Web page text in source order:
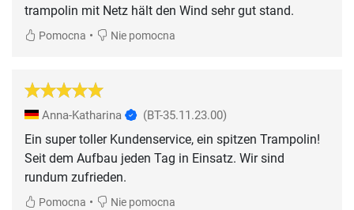
trampolin mit Netz hält den Wind sehr gut stand.
Pomocna • Nie pomocna
Anna-Katharina (BT-35.11.23.00)
Ein super toller Kundenservice, ein spitzen Trampolin!
Seit dem Aufbau jeden Tag in Einsatz. Wir sind
rundum zufrieden.
Pomocna • Nie pomocna